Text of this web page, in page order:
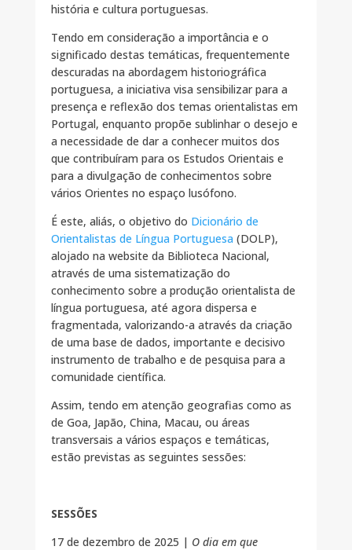
história e cultura portuguesas.
Tendo em consideração a importância e o
significado destas temáticas, frequentemente
descuradas na abordagem historiográfica
portuguesa, a iniciativa visa sensibilizar para a
presença e reflexão dos temas orientalistas em
Portugal, enquanto propõe sublinhar o desejo e
a necessidade de dar a conhecer muitos dos
que contribuíram para os Estudos Orientais e
para a divulgação de conhecimentos sobre
vários Orientes no espaço lusófono.
É este, aliás, o objetivo do Dicionário de
Orientalistas de Língua Portuguesa (DOLP),
alojado na website da Biblioteca Nacional,
através de uma sistematização do
conhecimento sobre a produção orientalista de
língua portuguesa, até agora dispersa e
fragmentada, valorizando-a através da criação
de uma base de dados, importante e decisivo
instrumento de trabalho e de pesquisa para a
comunidade científica.
Assim, tendo em atenção geografias como as
de Goa, Japão, China, Macau, ou áreas
transversais a vários espaços e temáticas,
estão previstas as seguintes sessões:
SESSÕES
17 de dezembro de 2025 | O dia em que